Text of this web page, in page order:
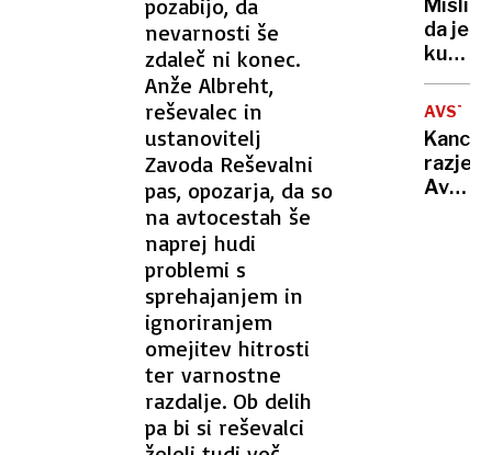
pozabijo, da
nevarnosti še
zdaleč ni konec.
Anže Albreht,
reševalec in
ustanovitelj
Zavoda Reševalni
pas, opozarja, da so
na avtocestah še
naprej hudi
problemi s
sprehajanjem in
ignoriranjem
omejitev hitrosti
ter varnostne
razdalje. Ob delih
pa bi si reševalci
nato
še
živino
da je
kuga
stvar
Še
vedno
je
med